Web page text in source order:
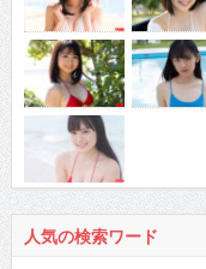
人気の検索ワード